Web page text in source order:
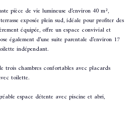
pièce de vie lumineuse d’environ 40 m²,
exposée plein sud, idéale pour profiter des
équipée, offre un espace convivial et
également d’une suite parentale d’environ 17
indépendant.
trois chambres confortables avec placards
toilette.
espace détente avec piscine et abri,